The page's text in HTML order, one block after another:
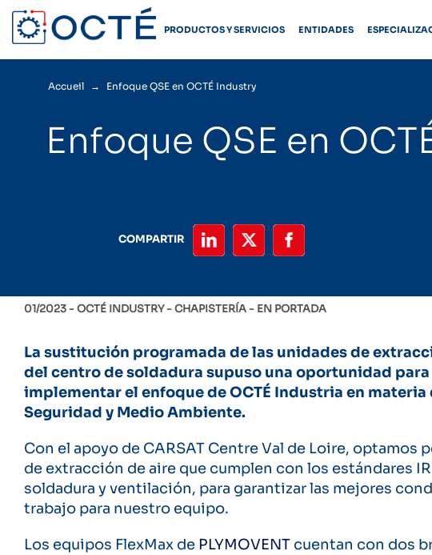
Skip
content
PRODUCTOS Y SERVICIOS ENTIDADES
Accueil → Enfoque QSE en OCTÉ Industry
Enfoque QSE en
COMPARTIR
01/2023 -OCTÉ INDUSTRY CHAPISTERÍA EN PORTADA
La sustitución programada de las unidades de
del centro de soldadura supuso una oportunidad para
implementar el enfoque de OCTÉ Industria en materia
Seguridad y Medio Ambiente.
Con el apoyo de CARSAT Centre Val de Loire, optamos
de extracción de aire que cumplen con los estándares
soldadura y ventilación, para garantizar las mejores
trabajo para nuestro equipo.
Los equipos FlexMax de PLYMOVENTcuentan con dos